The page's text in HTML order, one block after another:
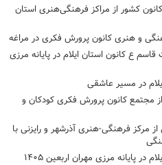
کشور از مراکز فرهنگی‌هنری استان
و هنری کانون پرورش فکری در مراغه
ع کانون استان ایلام در پایانه مرزی
در مسیر عاشقی
مجتمع کانون پرورش فکری کودکان و
مرکز فرهنگی‌-هنری آذرشهر و رایزنی با
پایانه مرزی مهران اربعین ۱۴۰۵